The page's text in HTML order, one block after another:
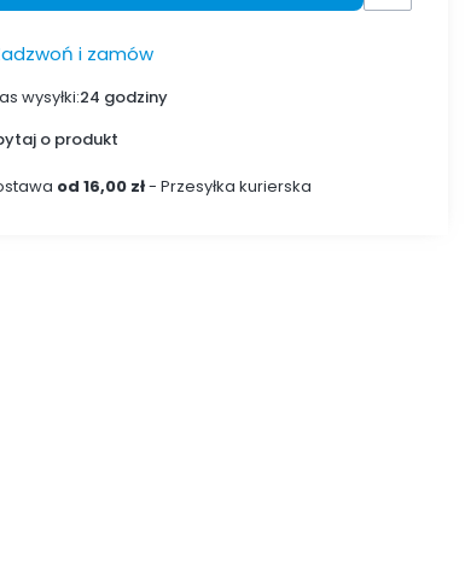
i zamów
wysyłki:24 godziny
o produkt
od 16,00 zł- Przesyłka kurierska